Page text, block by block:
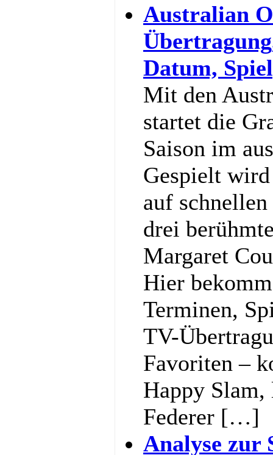
Australian
Datum,
Mit den
startet die
Saison im
Gespielt
auf
drei
Margaret
Hier
Terminen,
TV-
Favoriten –
Happy Slam,
Federer […]
Analyse zur